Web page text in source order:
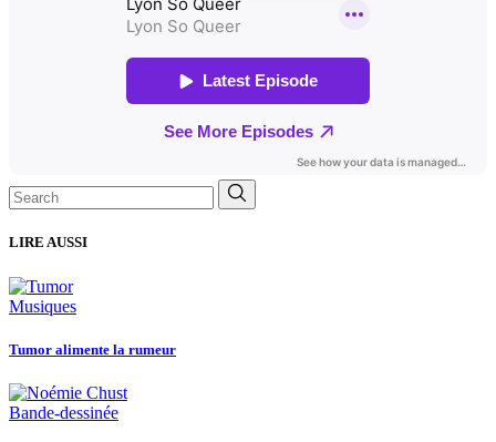
Search
for:
LIRE AUSSI
Musiques
Tumor alimente la rumeur
Bande-dessinée